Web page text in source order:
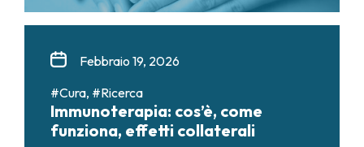
Febbraio 19, 2026
#Cura, #Ricerca
Immunoterapia: cos’è, come
funziona, effetti collaterali